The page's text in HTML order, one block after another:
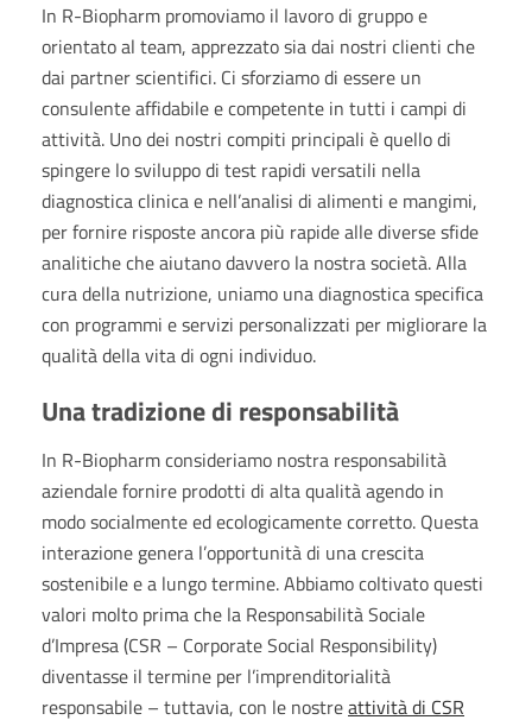
In R-Biopharm promoviamo il lavoro di gruppo e
orientato al team, apprezzato sia dai nostri clienti che
dai partner scientifici. Ci sforziamo di essere un
consulente affidabile e competente in tutti i campi di
attività. Uno dei nostri compiti principali è quello di
spingere lo sviluppo di test rapidi versatili nella
diagnostica clinica e nell’analisi di alimenti e mangimi,
per fornire risposte ancora più rapide alle diverse sfide
analitiche che aiutano davvero la nostra società. Alla
cura della nutrizione, uniamo una diagnostica specifica
con programmi e servizi personalizzati per migliorare la
qualità della vita di ogni individuo.
Una tradizione di responsabilità
In R-Biopharm consideriamo nostra responsabilità
aziendale fornire prodotti di alta qualità agendo in
modo socialmente ed ecologicamente corretto. Questa
interazione genera l’opportunità di una crescita
sostenibile e a lungo termine. Abbiamo coltivato questi
valori molto prima che la Responsabilità Sociale
d’Impresa (CSR – Corporate Social Responsibility)
diventasse il termine per l’imprenditorialità
responsabile – tuttavia, con le nostreattività di CSR